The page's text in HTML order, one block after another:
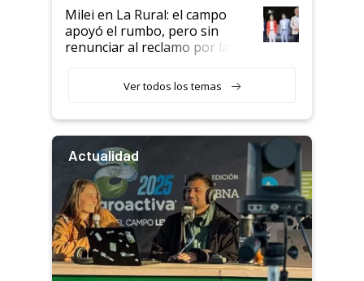
Milei en La Rural: el campo
apoyó el rumbo, pero sin
renunciar al reclamo por las
Ver todos los temas
Actualidad